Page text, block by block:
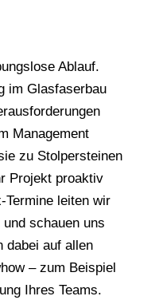
Ablauf.
im Glasfaserbau
Management
zu Stolpersteinen
Projekt proaktiv
leiten wir
schauen uns
dabei auf allen
– zum Beispiel
Ihres Teams.